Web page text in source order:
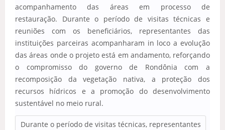
acompanhamento das áreas em processo de
restauração. Durante o período de visitas técnicas e
reuniões com os beneficiários, representantes das
instituições parceiras acompanharam in loco a evolução
das áreas onde o projeto está em andamento, reforçando
o compromisso do governo de Rondônia com a
recomposição da vegetação nativa, a proteção dos
recursos hídricos e a promoção do desenvolvimento
sustentável no meio rural.
Durante o período de visitas técnicas, representantes